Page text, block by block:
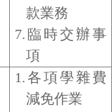
款業務
7. 臨時交辦事
項
1.各項學雜費
減免作業